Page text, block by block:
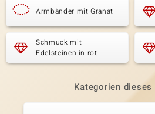
Armbänder mit Granat
Schmuck mit
Edelsteinen in rot
Kategorien